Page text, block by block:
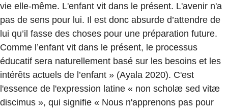
vie elle-même. L'enfant vit dans le présent. L'avenir n'a
pas de sens pour lui. Il est donc absurde d’attendre de
lui qu’il fasse des choses pour une préparation future.
Comme l’enfant vit dans le présent, le processus
éducatif sera naturellement basé sur les besoins et les
intérêts actuels de l’enfant » (Ayala 2020). C'est
l'essence de l'expression latine « non scholæ sed vitæ
discimus », qui signifie « Nous n'apprenons pas pour